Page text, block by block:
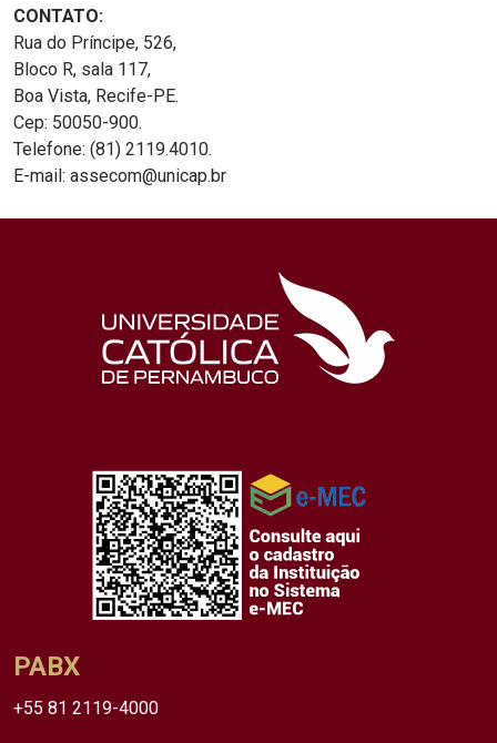
CONTATO:
Rua do Príncipe, 526,
Bloco R, sala 117,
Boa Vista, Recife-PE.
Cep: 50050-900.
Telefone: (81) 2119.4010.
E-mail: assecom@unicap.br
PABX
+55 81 2119-4000